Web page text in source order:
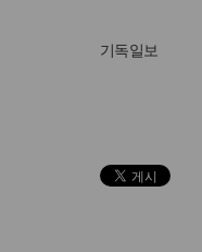
기독일보